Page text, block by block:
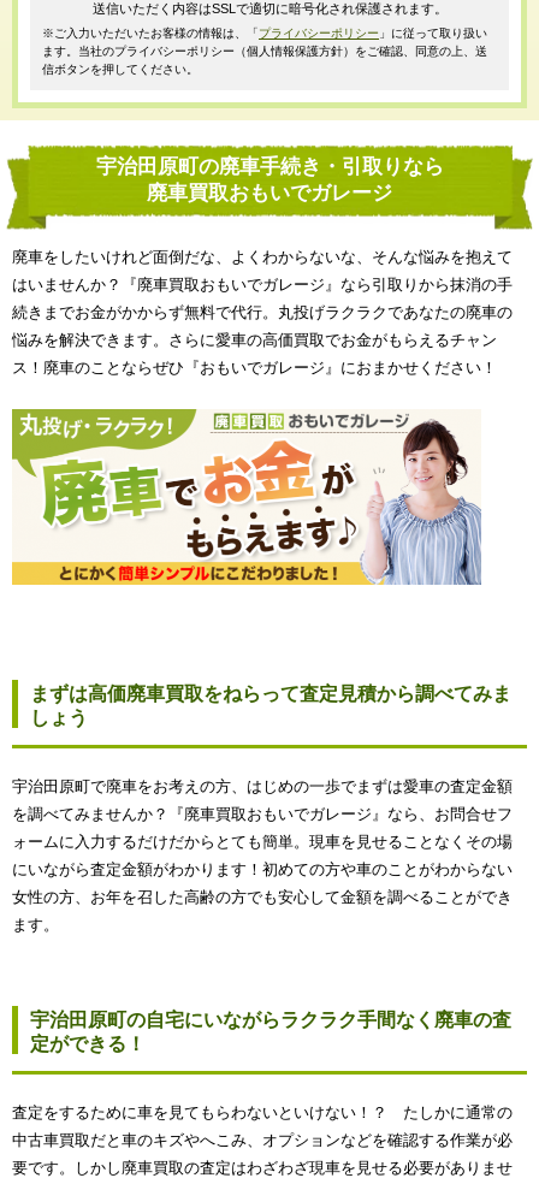
送信いただく内容はSSLで適切に暗号化され保護されます。
※ご入力いただいたお客様の情報は、「プライバシーポリシー 」に従って取り扱い
ます。当社のプライバシーポリシー（個人情報保護方針）をご確認、同意の上、送
信ボタンを押してください。
宇治田原町の廃車手続き・引取りなら
廃車買取おもいでガレージ
廃車をしたいけれど面倒だな、よくわからないな、そんな悩みを抱えて
はいませんか？『廃車買取おもいでガレージ』なら引取りから抹消の手
続きまでお金がかからず無料で代行。丸投げラクラクであなたの廃車の
悩みを解決できます。さらに愛車の高価買取でお金がもらえるチャン
ス！廃車のことならぜひ『おもいでガレージ』におまかせください！
まずは高価廃車買取をねらって査定見積から調べてみま
しょう
宇治田原町で廃車をお考えの方、はじめの一歩でまずは愛車の査定金額
を調べてみませんか？『廃車買取おもいでガレージ』なら、お問合せフ
ォームに入力するだけだからとても簡単。現車を見せることなくその場
にいながら査定金額がわかります！初めての方や車のことがわからない
女性の方、お年を召した高齢の方でも安心して金額を調べることができ
ます。
宇治田原町の自宅にいながらラクラク手間なく廃車の査
定ができる！
査定をするために車を見てもらわないといけない！？ たしかに通常の
中古車買取だと車のキズやへこみ、オプションなどを確認する作業が必
要です。しかし廃車買取の査定はわざわざ現車を見せる必要がありませ